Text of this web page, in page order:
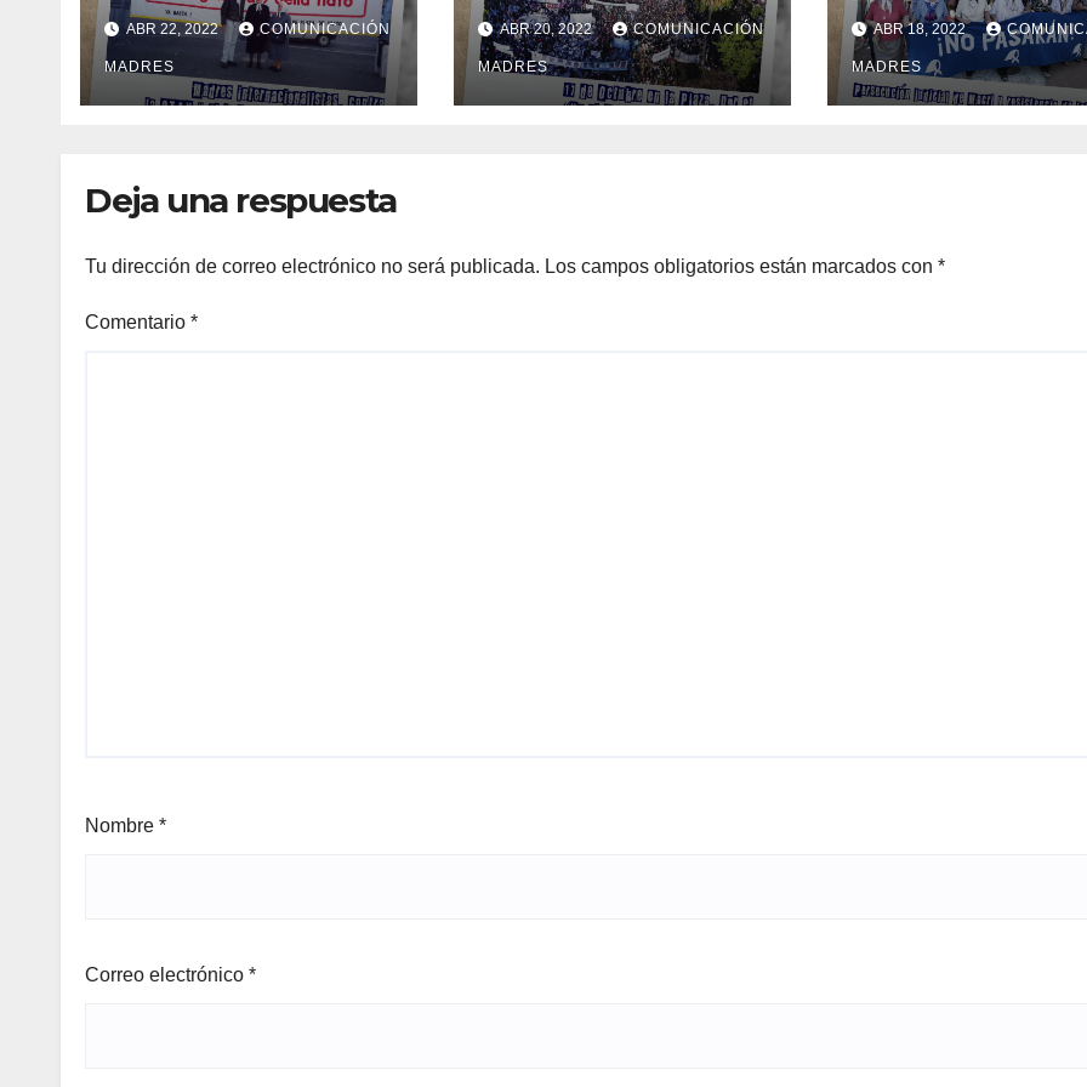
contra la OTAN y el
imperialismo
norteamericano
ABR 22, 2022 COMUNICACIÓN
MADRES
“No al Pago de la
Deuda Externa”
ABR 20, 2022 COMUNICACIÓN
MADRES
resistencia de
Madres
ABR 18, 2022
MADRES
Deja una respuesta
Tu dirección de correo electrónico no será publicada. Los campos obligatorios están marcados con *
Comentario *
Nombre *
Correo electrónico *